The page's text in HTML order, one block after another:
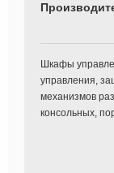
Шкафы
управления,
механизмов
консольных,